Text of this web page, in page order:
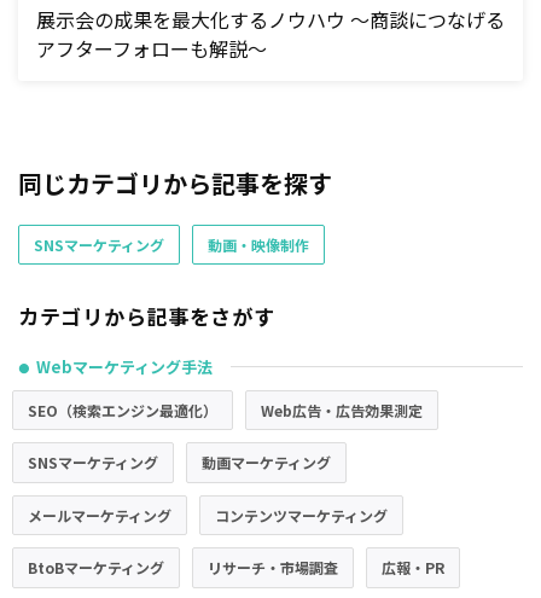
展示会の成果を最大化するノウハウ ～商談につなげる
アフターフォローも解説～
同じカテゴリから記事を探す
SNSマーケティング 動画・映像制作
カテゴリから記事をさがす
● Webマーケティング手法
SEO（検索エンジン最適化） Web広告・広告効果測定
SNSマーケティング 動画マーケティング
メールマーケティング コンテンツマーケティング
BtoBマーケティング リサーチ・市場調査 広報・PR